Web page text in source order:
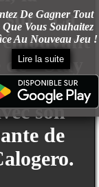
De Gagner Tout
Que Vous Souhaitez
Au Nouveau Jeu !
Lire la suite
sur "La
"Stay
ou
son
de